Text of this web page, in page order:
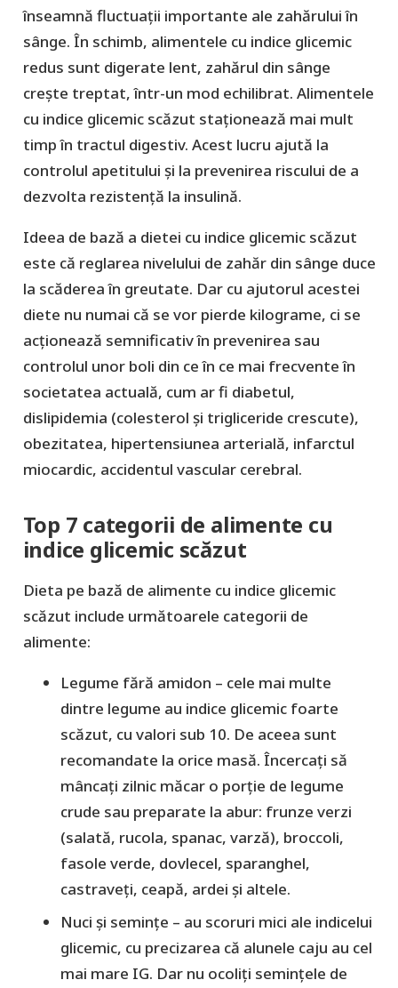
înseamnă fluctuații importante ale zahărului în
sânge. În schimb, alimentele cu indice glicemic
redus sunt digerate lent, zahărul din sânge
crește treptat, într-un mod echilibrat. Alimentele
cu indice glicemic scăzut staționează mai mult
timp în tractul digestiv. Acest lucru ajută la
controlul apetitului și la prevenirea riscului de a
dezvolta rezistență la insulină.
Ideea de bază a dietei cu indice glicemic scăzut
este că reglarea nivelului de zahăr din sânge duce
la scăderea în greutate. Dar cu ajutorul acestei
diete nu numai că se vor pierde kilograme, ci se
acționează semnificativ în prevenirea sau
controlul unor boli din ce în ce mai frecvente în
societatea actuală, cum ar fi diabetul,
dislipidemia (colesterol și trigliceride crescute),
obezitatea, hipertensiunea arterială, infarctul
miocardic, accidentul vascular cerebral.
Top 7 categorii de alimente cu
indice glicemic scăzut
Dieta pe bază de alimente cu indice glicemic
scăzut include următoarele categorii de
alimente:
Legume fără amidon – cele mai multe
dintre legume au indice glicemic foarte
scăzut, cu valori sub 10. De aceea sunt
recomandate la orice masă. Încercați să
mâncați zilnic măcar o porție de legume
crude sau preparate la abur: frunze verzi
(salată, rucola, spanac, varză), broccoli,
fasole verde, dovlecel, sparanghel,
castraveți, ceapă, ardei și altele.
Nuci și semințe – au scoruri mici ale indicelui
glicemic, cu precizarea că alunele caju au cel
mai mare IG. Dar nu ocoliți semințele de